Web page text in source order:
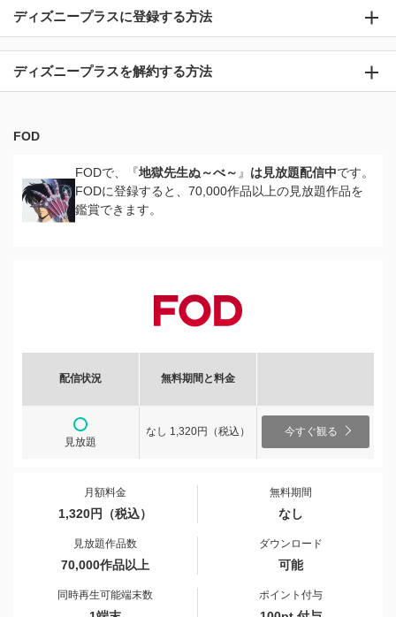
ディズニープラスに登録する方法
ディズニープラスを解約する方法
FOD
FODで、『地獄先生ぬ～べ～ 』 は見放題配信中です。
FODに登録すると、70,000作品以上の見放題作品を
鑑賞できます。
配信状況 無料期間と料金
見放題
なし 1,320円（税込） 今すぐ観る
月額料金
1,320円（税込）
無料期間
なし
見放題作品数
70,000作品以上
ダウンロード
可能
同時再生可能端末数 ポイント付与